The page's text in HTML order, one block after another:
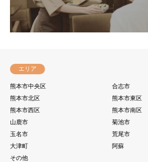
エリア
熊本市中央区
合志市
熊本市北区
熊本市東区
熊本市西区
熊本市南区
山鹿市
菊池市
玉名市
荒尾市
大津町
阿蘇
その他